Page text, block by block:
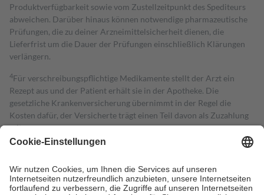
Produktverfügbarkeit sowie vom Zustellzeitpunkt des Spediteurs
abweichen. Darüber hinaus können notwendige pharmazeutische
Prüfungen, die zu deiner Arzneimittelsicherheit dienen, die
Lieferfrist um die Dauer der Prüfungen einschließlich Klärungen
verlängern.
4Für verschreibungspflichtige Medikamente stellt der Arzt ein
Rezept aus und der Patient erhält sie in der Apotheke. Die
gesetzliche Krankenversicherung übernimmt in der Regel die
Kosten dafür, der Versicherte trägt einen Teil davon als Zuzahlung
mit.
Grundsätzlich leisten Mitglieder Zuzahlungen in Höhe von zehn
höchstens zehn Euro.
Es sind jedoch nie mehr als die tatsächlichen
Kosten der Leistung zu entrichten.
Diese Regeln gelten grundsätzlich auch für Online-Apotheken.